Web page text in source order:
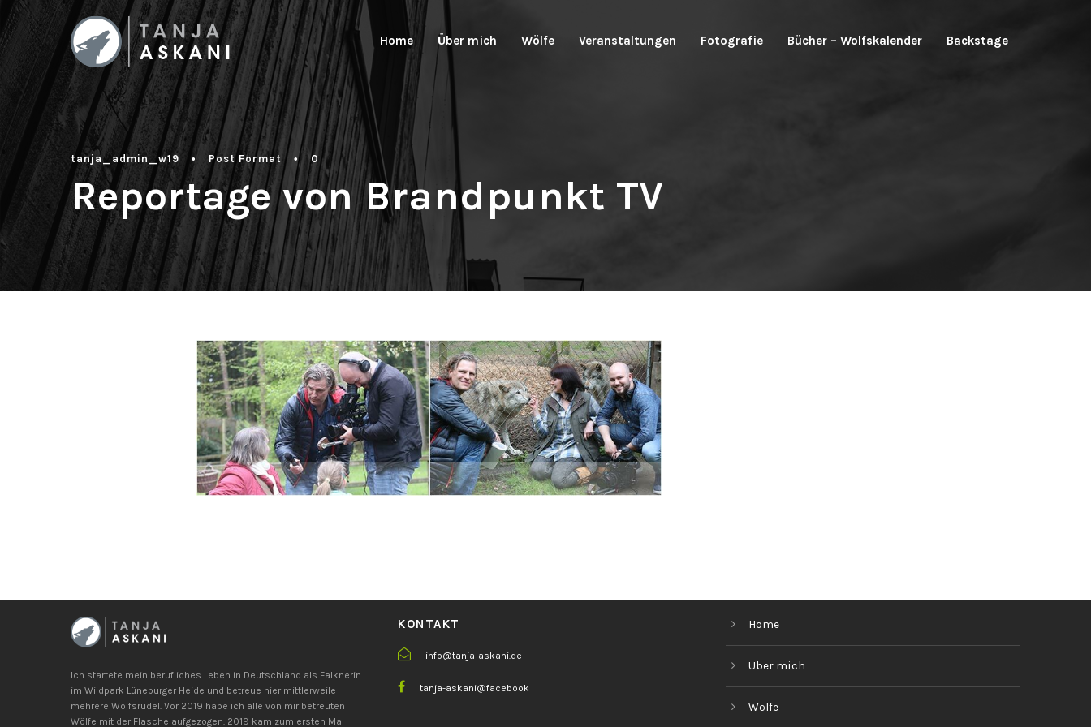
Home Über mich Wölfe Veranstaltungen Fotografie Bücher – Wolfskalender Backstage
tanja_admin_w19 • Post Format • 0
Reportage von Brandpunkt TV
Ich startete mein berufliches Leben in Deutschland als Falknerin
im Wildpark Lüneburger Heide und betreue hier mittlerweile
mehrere Wolfsrudel. Vor 2019 habe ich alle von mir betreuten
Wölfe mit der Flasche aufgezogen. 2019 kam zum ersten Mal
KONTAKT
info@tanja-askani.de
tanja-askani@facebook
Home
Über mich
Wölfe